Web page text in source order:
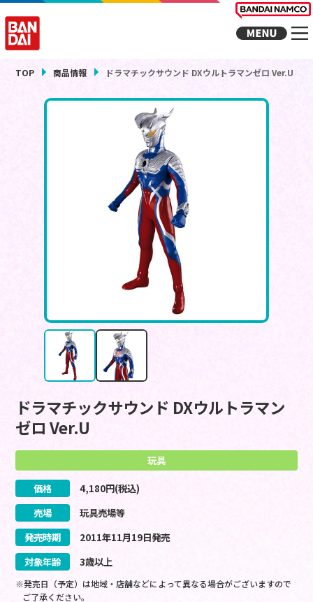
TOP 商品情報 ドラマチックサウンド DXウルトラマンゼロ Ver.U
ドラマチックサウンド DXウルトラマン
ゼロ Ver.U
玩具
価格 4,180円(税込)
売場
玩具売場等
発売時期
2011年11月19日発売
対象年齢
3歳以上
※発売日（予定）は地域・店舗などによって異なる場合がございますので
ご了承ください。